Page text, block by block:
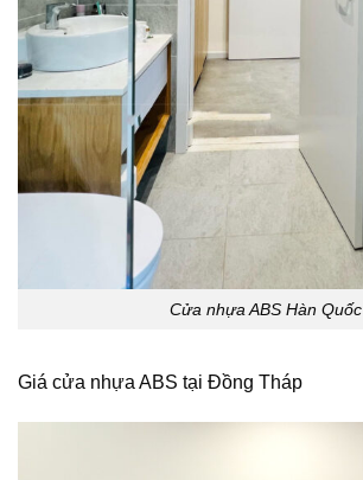
Cửa nhựa ABS Hàn Quốc
Giá cửa nhựa ABS tại Đồng Tháp